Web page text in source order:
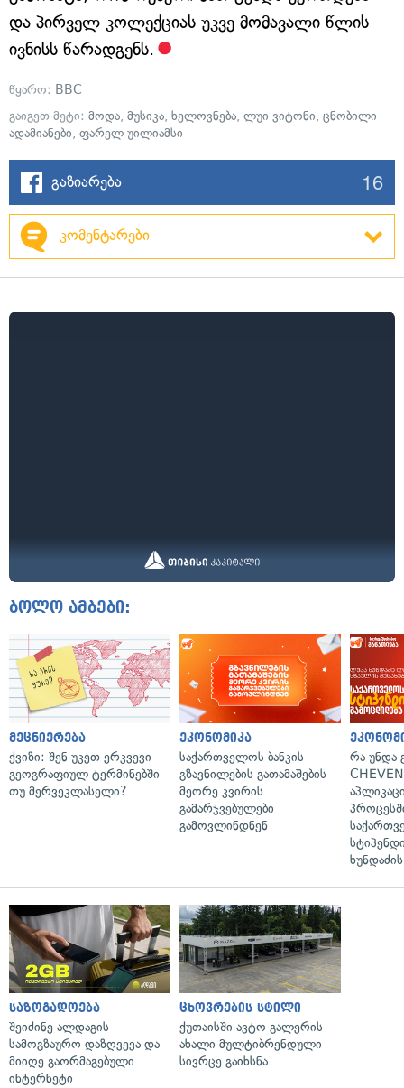
და პირველ კოლექციას უკვე მომავალი წლის
ივნისს წარადგენს.
წყარო: BBC
გაიგეთ მეტი: მოდა, მუსიკა, ხელოვნება, ლუი ვიტონი, ცნობილი
ადამიანები, ფარელ უილიამსი
გაზიარება 16
კომენტარები
ბოლო ამბები:
მეცნიერება
ქვიზი: შენ უკეთ ერკვევი
გეოგრაფიულ ტერმინებში
თუ მერვეკლასელი?
ეკონომიკა
საქართველოს ბანკის
გზავნილების გათამაშების
მეორე კვირის
გამარჯვებულები
გამოვლინდნენ
რა უნდა
საზოგადოება
შეიძინე ალდაგის
სამოგზაურო დაზღვევა და
მიიღე გაორმაგებული
ინტერნეტი
ცხოვრების სტილი
ქუთაისში ავტო გალერის
ახალი მულტიბრენდული
სივრცე გაიხსნა